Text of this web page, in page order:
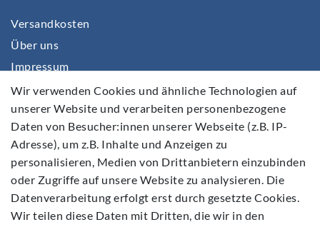
Versandkosten
Über uns
Impressum
Daten­schutz­erklärung
AGB
Barrierefreiheitserklärung
Widerrufs­recht
Kontakt
Vertrag widerrufen
Wir verwenden Cookies und ähnliche Technologien auf
unserer Website und verarbeiten personenbezogene
Daten von Besucher:innen unserer Webseite (z.B. IP-
Adresse), um z.B. Inhalte und Anzeigen zu
personalisieren, Medien von Drittanbietern einzubinden
oder Zugriffe auf unsere Website zu analysieren. Die
Datenverarbeitung erfolgt erst durch gesetzte Cookies.
Wir teilen diese Daten mit Dritten, die wir in den